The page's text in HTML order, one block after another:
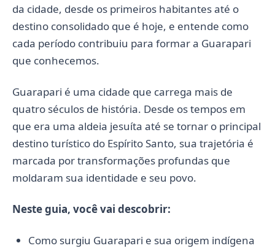
da cidade, desde os primeiros habitantes até o
destino consolidado que é hoje, e entende como
cada período contribuiu para formar a Guarapari
que conhecemos.
Guarapari é uma cidade que carrega mais de
quatro séculos de história. Desde os tempos em
que era uma aldeia jesuíta até se tornar o principal
destino turístico do Espírito Santo, sua trajetória é
marcada por transformações profundas que
moldaram sua identidade e seu povo.
Neste guia, você vai descobrir:
Como surgiu Guarapari e sua origem indígena